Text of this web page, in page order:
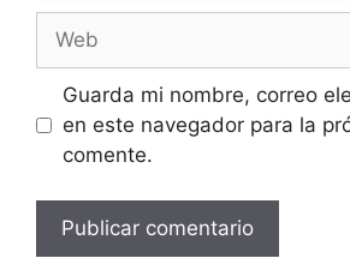
Guarda mi nombre, correo
en este navegador para la
comente.